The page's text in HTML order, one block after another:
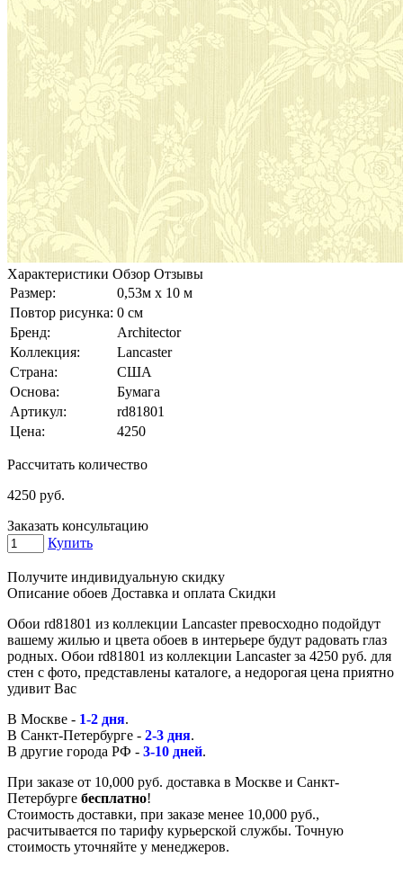
Характеристики Обзор Отзывы
Размер:
0,53м x 10 м
Повтор рисунка: 0 см
Бренд:
Architector
Коллекция:
Lancaster
Страна:
США
Основа:
Бумага
Артикул:
rd81801
Цена:
4250
Рассчитать количество
4250 руб.
Заказать консультацию
Купить
Получите индивидуальную скидку
Описание обоев Доставка и оплата Скидки
Обои rd81801 из коллекции Lancaster превосходно подойдут
вашему жилью и цвета обоев в интерьере будут радовать глаз
родных. Обои rd81801 из коллекции Lancaster за 4250 руб. для
стен с фото, представлены каталоге, а недорогая цена приятно
удивит Вас
В Москве - 1-2 дня.
В Санкт-Петербурге - 2-3 дня.
В другие города РФ - 3-10 дней.
При заказе от 10,000 руб. доставка в Москве и Санкт-
Петербурге бесплатно!
Стоимость доставки, при заказе менее 10,000 руб.,
расчитывается по тарифу курьерской службы. Точную
стоимость уточняйте у менеджеров.